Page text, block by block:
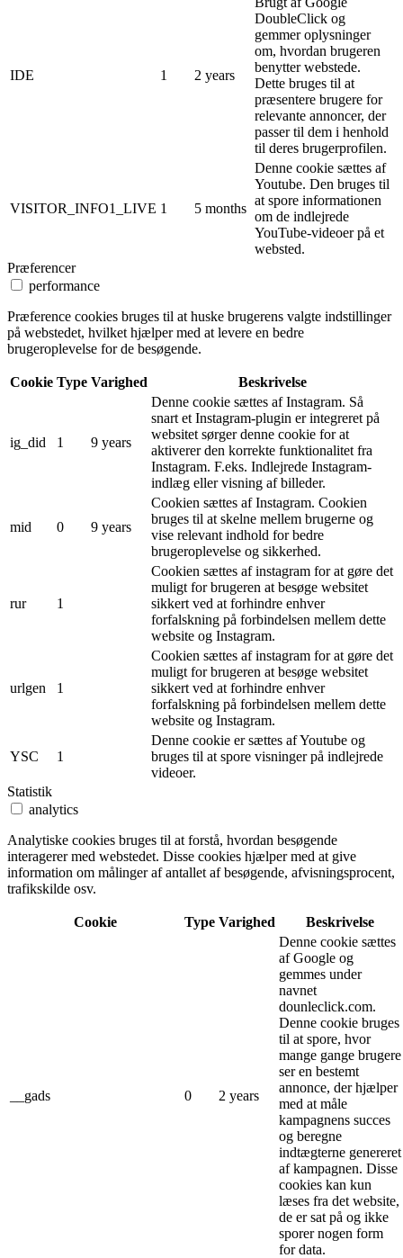
IDE 1 2 years
DoubleClick og
gemmer oplysninger
om, hvordan brugeren
benytter webstede.
Dette bruges til at
præsentere brugere for
relevante annoncer, der
passer til dem i henhold
til deres brugerprofilen.
VISITOR_INFO1_LIVE 1 5 months
Denne cookie sættes af
Youtube. Den bruges til
at spore informationen
om de indlejrede
YouTube-videoer på et
websted.
Præferencer
performance
Præference cookies bruges til at huske brugerens valgte indstillinger
på webstedet, hvilket hjælper med at levere en bedre
brugeroplevelse for de besøgende.
Cookie Type Varighed Beskrivelse
ig_did 1 9 years
Denne cookie sættes af Instagram. Så
snart et Instagram-plugin er integreret på
websitet sørger denne cookie for at
aktiverer den korrekte funktionalitet fra
Instagram. F.eks. Indlejrede Instagram-
indlæg eller visning af billeder.
mid 0 9 years
Cookien sættes af Instagram. Cookien
bruges til at skelne mellem brugerne og
vise relevant indhold for bedre
brugeroplevelse og sikkerhed.
rur 1
Cookien sættes af instagram for at gøre det
muligt for brugeren at besøge websitet
sikkert ved at forhindre enhver
forfalskning på forbindelsen mellem dette
website og Instagram.
urlgen 1
Cookien sættes af instagram for at gøre det
muligt for brugeren at besøge websitet
sikkert ved at forhindre enhver
forfalskning på forbindelsen mellem dette
website og Instagram.
YSC 1
Denne cookie er sættes af Youtube og
bruges til at spore visninger på indlejrede
videoer.
Statistik
analytics
Analytiske cookies bruges til at forstå, hvordan besøgende
interagerer med webstedet. Disse cookies hjælper med at give
information om målinger af antallet af besøgende, afvisningsprocent,
trafikskilde osv.
Cookie Type Varighed Beskrivelse
__gads 0 2 years
Denne cookie sættes
af Google og
gemmes under
navnet
dounleclick.com.
Denne cookie bruges
til at spore, hvor
mange gange brugere
ser en bestemt
annonce, der hjælper
med at måle
kampagnens succes
og beregne
indtægterne genereret
af kampagnen. Disse
cookies kan kun
læses fra det website,
de er sat på og ikke
sporer nogen form
for data.